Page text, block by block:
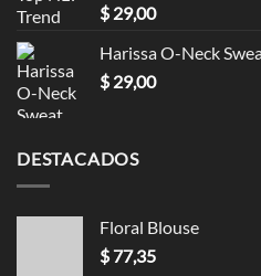
Valorado
en
3.50
de 5
$29,00
Harissa O-Neck
$29,00
DESTACADOS
Floral Blouse
$77,35